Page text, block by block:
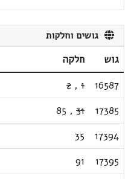
גושים וחלקות
גוש
חלקה
16587
1
,
2
17385
31
,
85
17394
35
17395
91